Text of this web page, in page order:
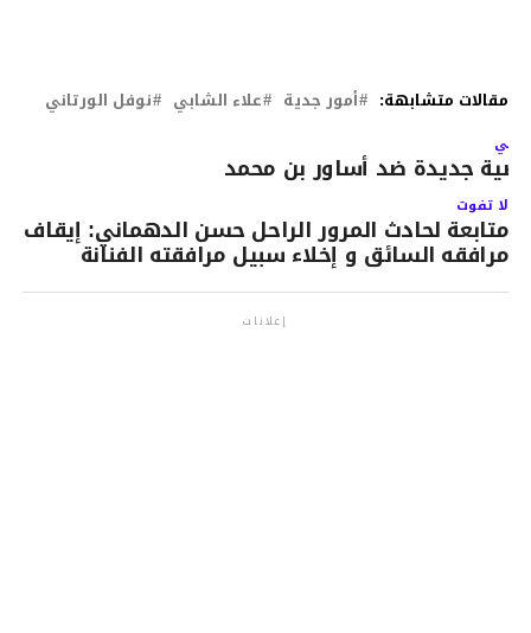
مقالات متشابهة: أمور جدية علاء الشابي نوفل الورتاني
جديدة ضد أساور بن محمد
لا تفوت
متابعة لحادث المرور الراحل حسن الدهماني: إيقاف
مرافقه السائق و إخلاء سبيل مرافقته الفنانة
إعلانات